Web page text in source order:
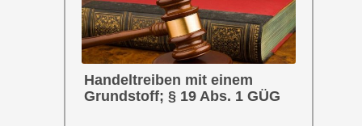
Handeltreiben mit einem
Grundstoff; § 19 Abs. 1 GÜG